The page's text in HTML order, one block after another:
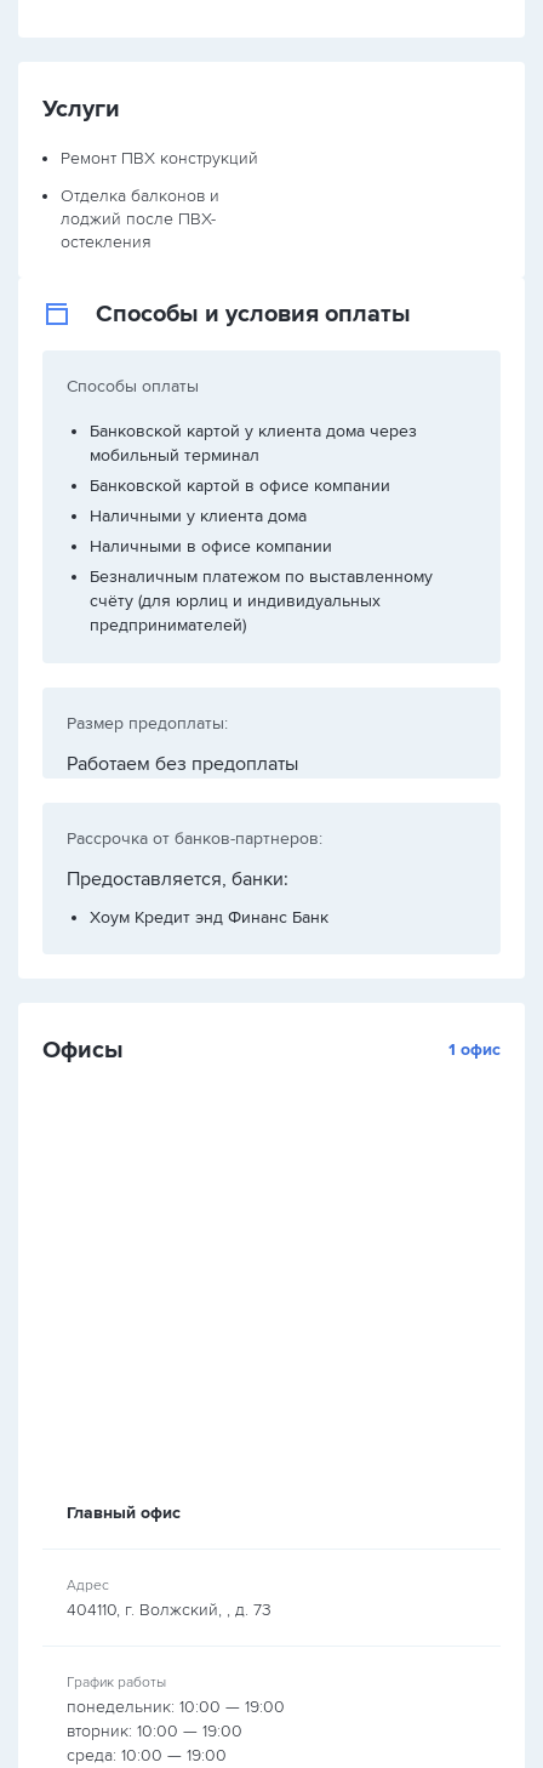
Услуги
Ремонт ПВХ конструкций
Отделка балконов и
лоджий после ПВХ-
остекления
Способы и условия оплаты
Способы оплаты
Банковской картой у клиента дома через
мобильный терминал
Банковской картой в офисе компании
Наличными у клиента дома
Наличными в офисе компании
Безналичным платежом по выставленному
счёту (для юрлиц и индивидуальных
предпринимателей)
Размер предоплаты:
Работаем без предоплаты
Рассрочка от банков-партнеров:
Предоставляется, банки:
Хоум Кредит энд Финанс Банк
Офисы 1 офис
Главный офис
Адрес
404110, г. Волжский, , д. 73
График работы
понедельник: 10:00 — 19:00
вторник: 10:00 — 19:00
среда: 10:00 — 19:00